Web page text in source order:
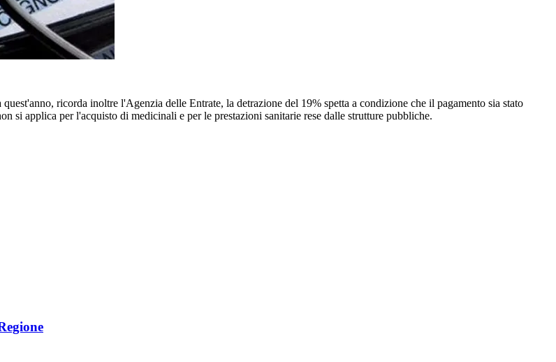
ricorda inoltre l'Agenzia delle Entrate, la detrazione del 19% spetta a condizione che il pagamento sia stato
si applica per l'acquisto di medicinali e per le prestazioni sanitarie rese dalle strutture pubbliche.